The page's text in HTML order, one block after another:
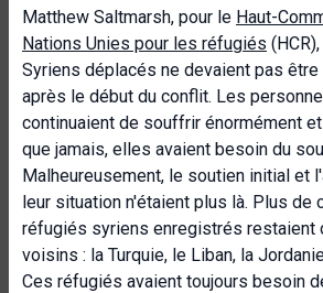
Matthew Saltmarsh, pour le Haut-
Nations Unies pour les réfugiés
Syriens déplacés ne devaient pas
après le début du conflit. Les
continuaient de souffrir énormément
que jamais, elles avaient besoin du
Malheureusement, le soutien initial et
leur situation n'étaient plus là. Plus de
réfugiés syriens enregistrés restaient
voisins : la Turquie, le Liban, la
Ces réfugiés avaient toujours besoin